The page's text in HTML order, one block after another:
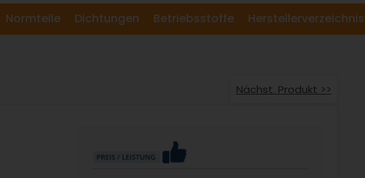
Normteile Dichtungen Betriebsstoffe Herstellerverzeichnis
Nächst. Produkt >>